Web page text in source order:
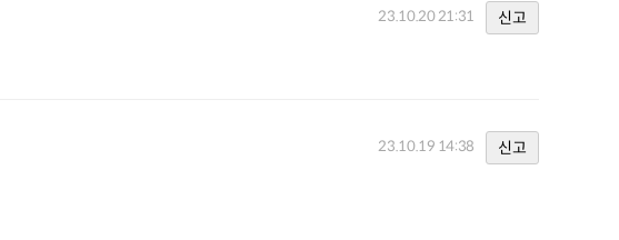
23.10.20 21:31
신고
23.10.19 14:38
신고